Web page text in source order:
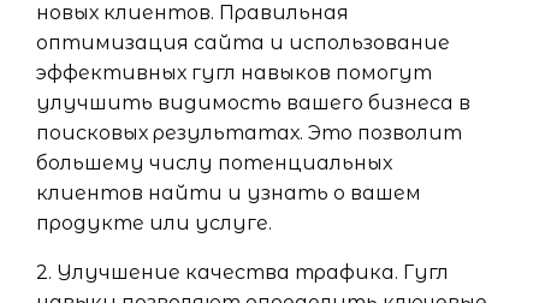
новых клиентов. Правильная
оптимизация сайта и использование
эффективных гугл навыков помогут
улучшить видимость вашего бизнеса в
поисковых результатах. Это позволит
большему числу потенциальных
клиентов найти и узнать о вашем
продукте или услуге.
2. Улучшение качества трафика. Гугл